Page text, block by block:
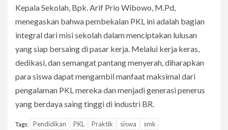
Kepala Sekolah, Bpk. Arif Prio Wibowo, M.Pd,
menegaskan bahwa pembekalan PKL ini adalah bagian
integral dari misi sekolah dalam menciptakan lulusan
yang siap bersaing di pasar kerja. Melalui kerja keras,
dedikasi, dan semangat pantang menyerah, diharapkan
para siswa dapat mengambil manfaat maksimal dari
pengalaman PKL mereka dan menjadi generasi penerus
yang berdaya saing tinggi di industri BR.
Tags: Pendidikan PKL Praktik siswa smk